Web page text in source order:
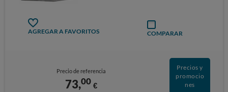
AGREGAR A FAVORITOS COMPARAR
Precio de referencia
73,00 €
Precios y
promocio
nes